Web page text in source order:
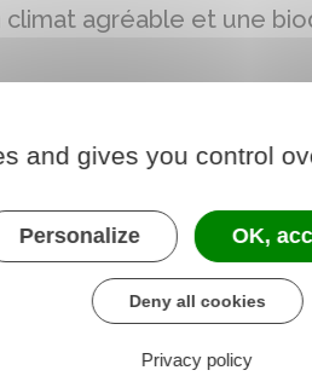
climat agréable et une
vous aurez l'opportunité
de profiter du calme et de
ses nombreuses places qui
vides greniers et ses
le spectacle que nous offrent
du Caire, barre rocheuse
rejoindre sur les sommets en
and gives you control
Personalize OK,
Deny all cookies
Privacy policy